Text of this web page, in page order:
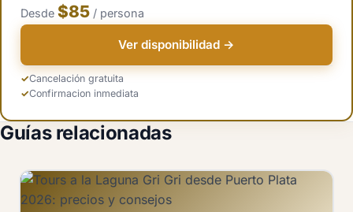
Desde $85 / persona
Ver disponibilidad →
Cancelación gratuita
Confirmacion inmediata
Guías relacionadas